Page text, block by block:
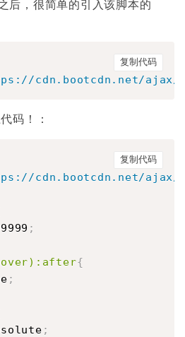
后，很简单的引入该脚本的
复制代码
cdn.bootcdn.net/ajax/
码！：
复制代码
cdn.bootcdn.net/ajax/
;
{
;
;